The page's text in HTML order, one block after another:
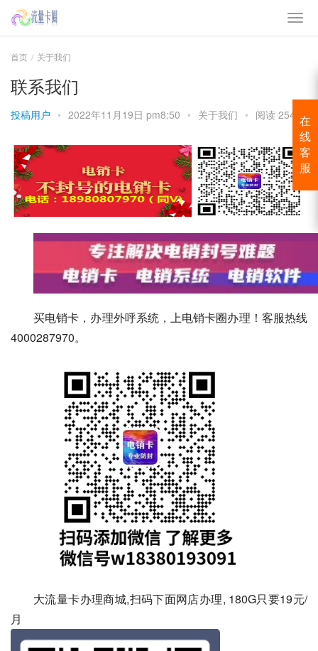
首页 关于我们
联系我们
投稿用户 • 2022年11月19日 pm8:50 • 关于我们 • 阅读 2543
买电销卡，办理外呼系统，上电销卡圈办理！客服热线
4000287970。
大流量卡办理商城,扫码下面网店办理, 180G只要19元/
月
在
线
客
服